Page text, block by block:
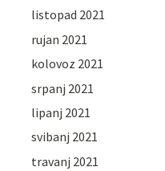
listopad 2021
rujan 2021
kolovoz 2021
srpanj 2021
lipanj 2021
svibanj 2021
travanj 2021